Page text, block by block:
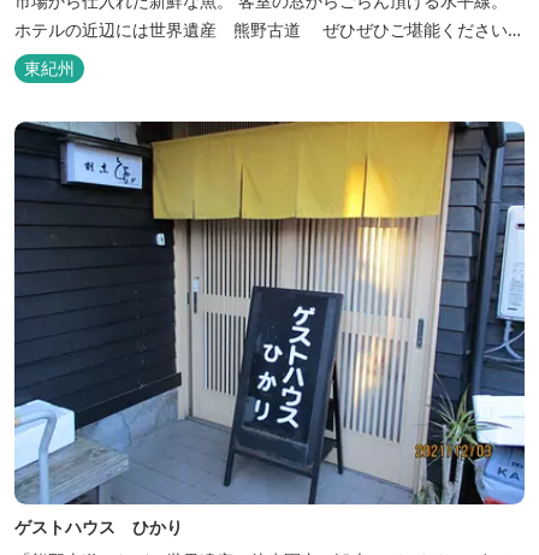
ホテルの近辺には世界遺産 熊野古道 ぜひぜひご堪能くださいま
せ。
東紀州
ゲストハウス ひかり